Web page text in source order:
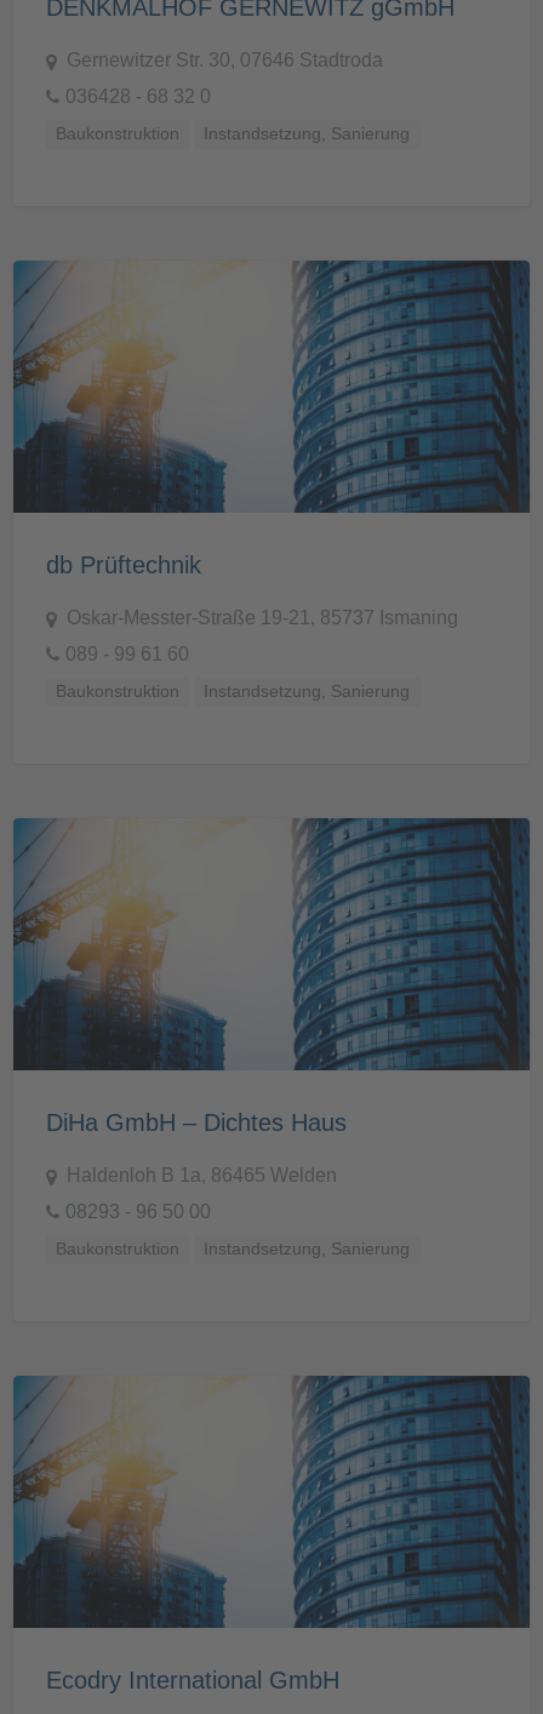
DENKMALHOF GERNEWITZ gGmbH
Gernewitzer Str. 30, 07646 Stadtroda
036428 - 68 32 0
Baukonstruktion Instandsetzung, Sanierung
db Prüftechnik
Oskar-Messter-Straße 19-21, 85737 Ismaning
089 - 99 61 60
Baukonstruktion Instandsetzung, Sanierung
DiHa GmbH – Dichtes Haus
Haldenloh B 1a, 86465 Welden
08293 - 96 50 00
Baukonstruktion Instandsetzung, Sanierung
Ecodry International GmbH